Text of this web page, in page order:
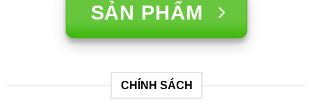
SẢN PHẨM
CHÍNH SÁCH